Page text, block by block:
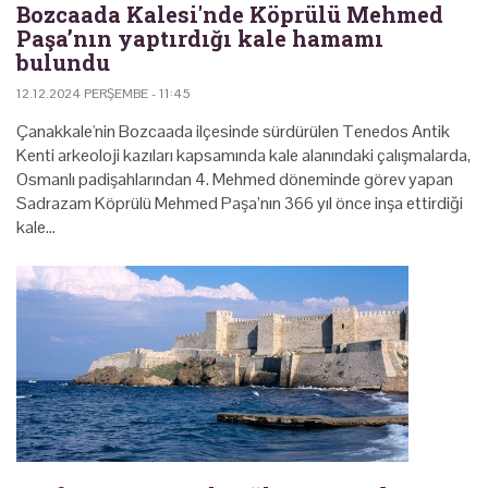
Bozcaada Kalesi'nde Köprülü Mehmed
Paşa’nın yaptırdığı kale hamamı
bulundu
12.12.2024 PERŞEMBE - 11:45
Çanakkale'nin Bozcaada ilçesinde sürdürülen Tenedos Antik
Kenti arkeoloji kazıları kapsamında kale alanındaki çalışmalarda,
Osmanlı padişahlarından 4. Mehmed döneminde görev yapan
Sadrazam Köprülü Mehmed Paşa’nın 366 yıl önce inşa ettirdiği
kale…